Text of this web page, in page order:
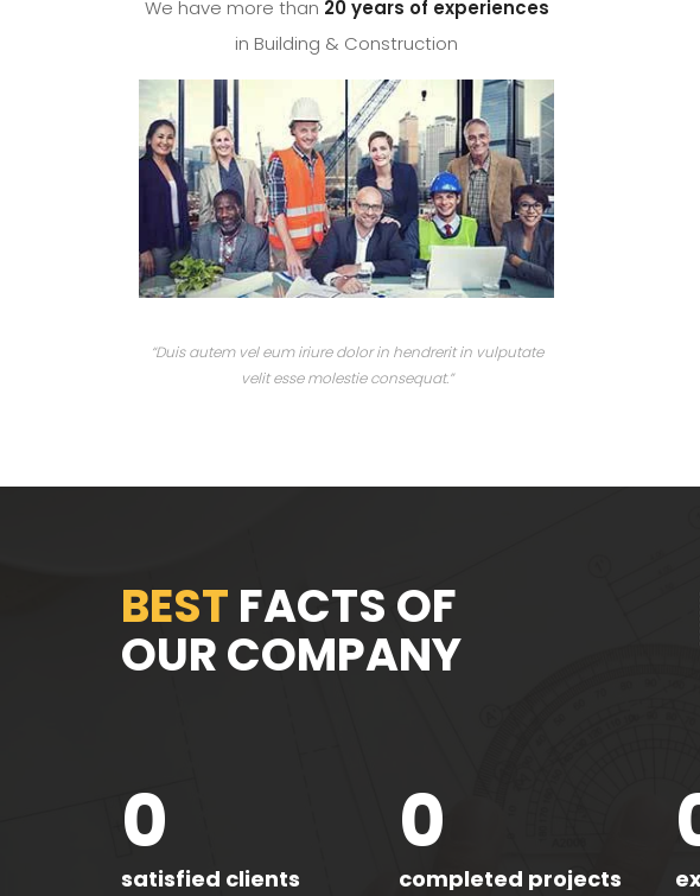
We have more than 20 years of experiences
in Building & Construction
“Duis autem vel eum iriure dolor in hendrerit in vulputate
velit esse molestie consequat.”
BEST FACTS OF
OUR COMPANY
0
satisfied clients
0
completed projects